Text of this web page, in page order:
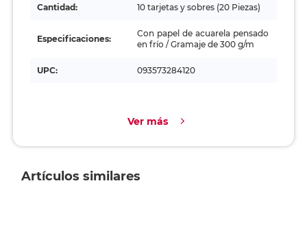
Cantidad: 10 tarjetas y sobres (20 Piezas)
Especificaciones:
Con papel de acuarela pensado
en frío / Gramaje de 300 g/m
UPC: 093573284120
Ver más
Artículos similares